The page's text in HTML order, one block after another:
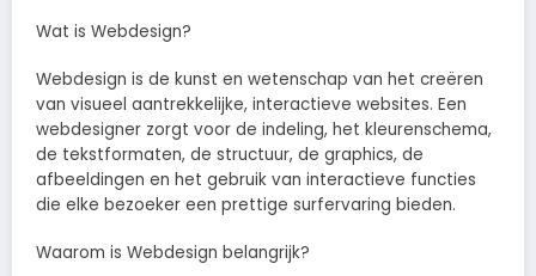
Wat is Webdesign?
Webdesign is de kunst en wetenschap van het creëren
van visueel aantrekkelijke, interactieve websites. Een
webdesigner zorgt voor de indeling, het kleurenschema,
de tekstformaten, de structuur, de graphics, de
afbeeldingen en het gebruik van interactieve functies
die elke bezoeker een prettige surfervaring bieden.
Waarom is Webdesign belangrijk?